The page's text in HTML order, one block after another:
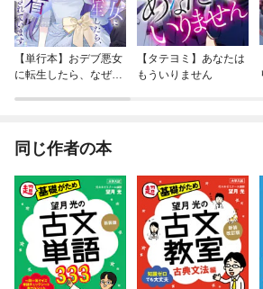
【単行本】おデブ悪女
に転生したら、なぜか
【タテヨミ】あなたは
もういりません
同じ作者の本